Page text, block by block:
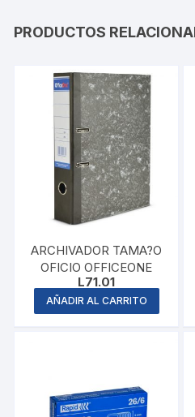
PRODUCTOS
ARCHIVADOR TAMA?O
OFICIO OFFICEONE
L71.01
AÑADIR AL CARRITO